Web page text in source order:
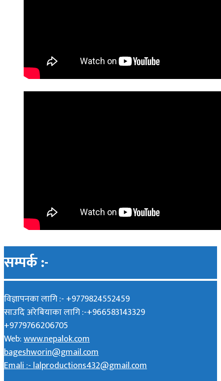
सम्पर्क :-
विज्ञापनका लागि :- +9779824552459
साउदि अरेबियाका लागि :-+966583143329
+9779766206705
Web:www.nepalok.com
bageshworin@gmail.com
Emali :- lalproductions432@gmail.com